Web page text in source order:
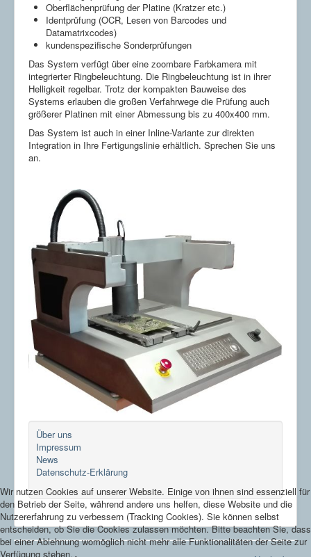
Branchen
Automotive
Biotechnik
Elektronik
Lebensmittel
Maschinenbau
Verpackung
Aktuelle Seite: Startseite
Produkte
Oberflächenprüfung der Platine (Kratzer etc.)
Identprüfung (OCR, Lesen von Barcodes und
Datamatrixcodes)
kundenspezifische Sonderprüfungen
Das System verfügt über eine zoombare Farbkamera mit
integrierter Ringbeleuchtung. Die Ringbeleuchtung ist in ihrer
Helligkeit regelbar. Trotz der kompakten Bauweise des
Systems erlauben die großen Verfahrwege die Prüfung auch
größerer Platinen mit einer Abmessung bis zu 400x400 mm.
Das System ist auch in einer Inline-Variante zur direkten
Integration in Ihre Fertigungslinie erhältlich. Sprechen Sie uns
an.
Über uns
Impressum
News
Datenschutz-Erklärung
Wir nutzen Cookies auf unserer Website. Einige von ihnen sind essenziell für
den Betrieb der Seite, während andere uns helfen, diese Website und die
Nutzererfahrung zu verbessern (Tracking Cookies). Sie können selbst
entscheiden, ob Sie die Cookies zulassen möchten. Bitte beachten Sie, dass
bei einer Ablehnung womöglich nicht mehr alle Funktionalitäten der Seite zur
Verfügung stehen.